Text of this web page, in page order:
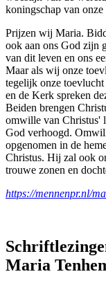
koningschap van
Prijzen wij Maria.
ook aan ons God zijn
van dit leven en ons
Maar als wij onze
tegelijk onze
en de Kerk spreken
Beiden brengen
omwille van Christus'
God verhoogd.
opgenomen in de
Christus. Hij zal ook
trouwe zonen en
https://mennenpr.nl/
Maria